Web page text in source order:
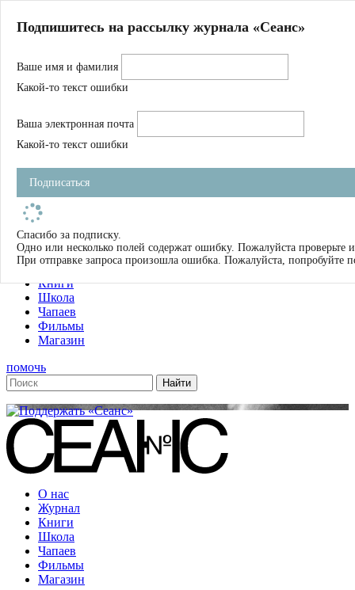
Магазин
Журнал
Школа
Устав
Фильмы
Имена
Тэги
О нас
Журнал
Книги
Школа
Чапаев
Фильмы
Магазин
помочь
О нас
Журнал
Книги
Школа
Чапаев
Фильмы
Магазин
Подпишитесь на рассылку журнала «Сеанс»
Ваше имя и фамилия
Какой-то текст ошибки
Ваша электронная почта
Какой-то текст ошибки
Подписаться
Спасибо за подписку.
Одно или несколько полей содержат ошибку. Пожалуйста проверьте
При отправке запроса произошла ошибка. Пожалуйста, попробуйте